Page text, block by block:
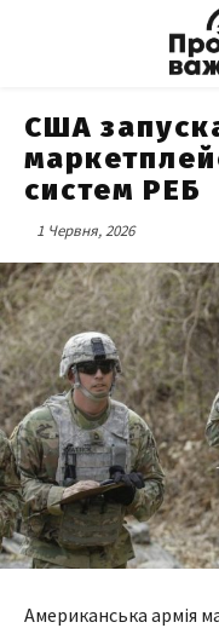
США
систем РЕБ
1 Червня, 2026
Американська армія